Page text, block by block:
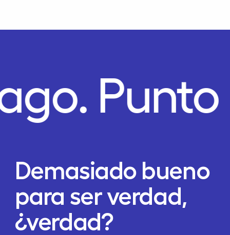
Demasiado bueno
para ser verdad,
¿verdad?